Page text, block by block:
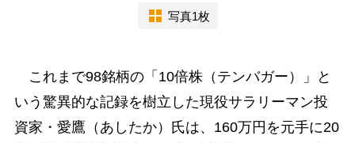
写真1枚
これまで98銘柄の「10倍株（テンバガー）」と
いう驚異的な記録を樹立した現役サラリーマン投
資家・愛鷹（あしたか）氏は、160万円を元手に20